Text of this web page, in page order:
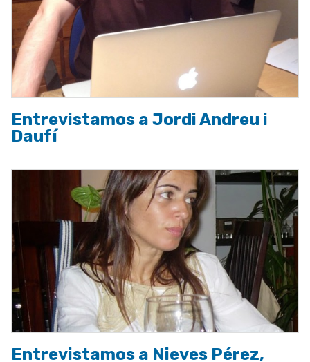
Entrevistamos a Jordi Andreu i
Daufí
Entrevistamos a Nieves Pérez,